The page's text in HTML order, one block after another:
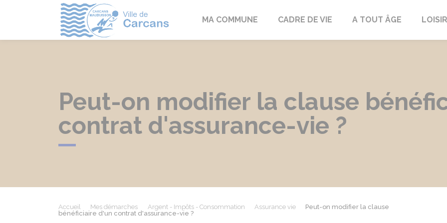
CarcansMA COMMUNE CADRE DE VIE A TOUT ÂGE
Peut-on modifier la clause
contrat d'assurance-vie ?
Accueil Mes démarches Argent - Impôts - Consommation Assurance vie
Peut-on modifier la clause
bénéficiaire d'un contrat d'assurance-vie ?